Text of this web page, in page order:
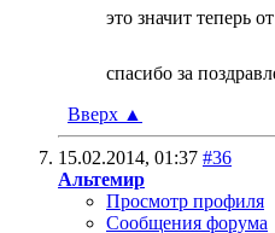
это значит теперь
спасибо за
Вверх ▲
15.02.2014, 01:37 #36
Альтемир
Просмотр профиля
Сообщения форума